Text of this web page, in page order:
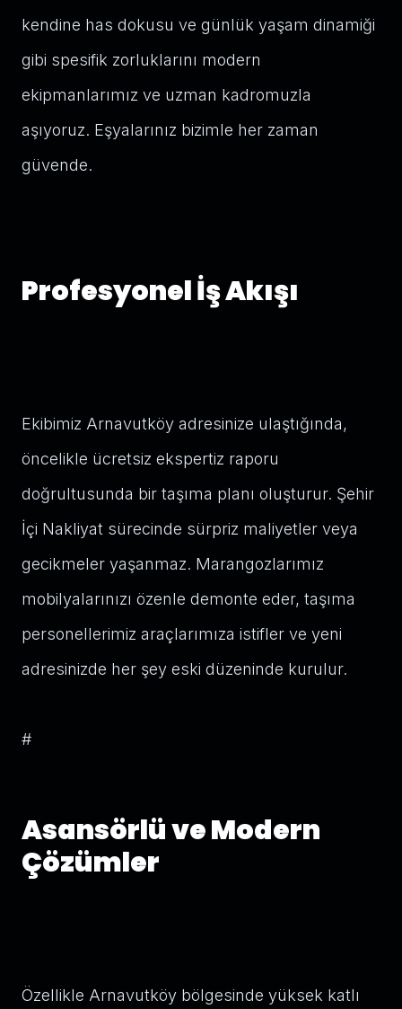
kendine has dokusu ve günlük yaşam dinamiği
gibi spesifik zorluklarını modern
ekipmanlarımız ve uzman kadromuzla
aşıyoruz. Eşyalarınız bizimle her zaman
güvende.
Profesyonel İş Akışı
Ekibimiz Arnavutköy adresinize ulaştığında,
öncelikle ücretsiz ekspertiz raporu
doğrultusunda bir taşıma planı oluşturur. Şehir
İçi Nakliyat sürecinde sürpriz maliyetler veya
gecikmeler yaşanmaz. Marangozlarımız
mobilyalarınızı özenle demonte eder, taşıma
personellerimiz araçlarımıza istifler ve yeni
adresinizde her şey eski düzeninde kurulur.
#
Asansörlü ve Modern
Çözümler
Özellikle Arnavutköy bölgesinde yüksek katlı